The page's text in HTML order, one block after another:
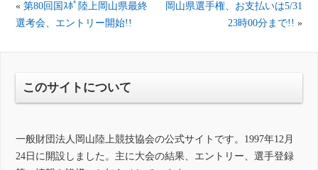
«第80回国ｽﾎﾟ陸上岡山県最終
選考会、エントリー開始!!
岡山県選手権、お支払いは5/31
23時00分まで!! »
このサイトについて
一般財団法人岡山陸上競技協会の公式サイトです。1997年12月
24日に開設しました。主に大会の結果、エントリー、選手登録